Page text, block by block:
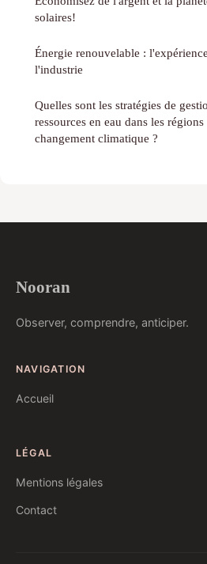
solaires!
Énergie renouvelable :
l'industrie
Quelles sont les stratégies de
ressources en eau dans les
changement climatique ?
Nooran
Observer, comprendre, anticiper.
NAVIGATION
Accueil
LÉGAL
Mentions légales
Contact